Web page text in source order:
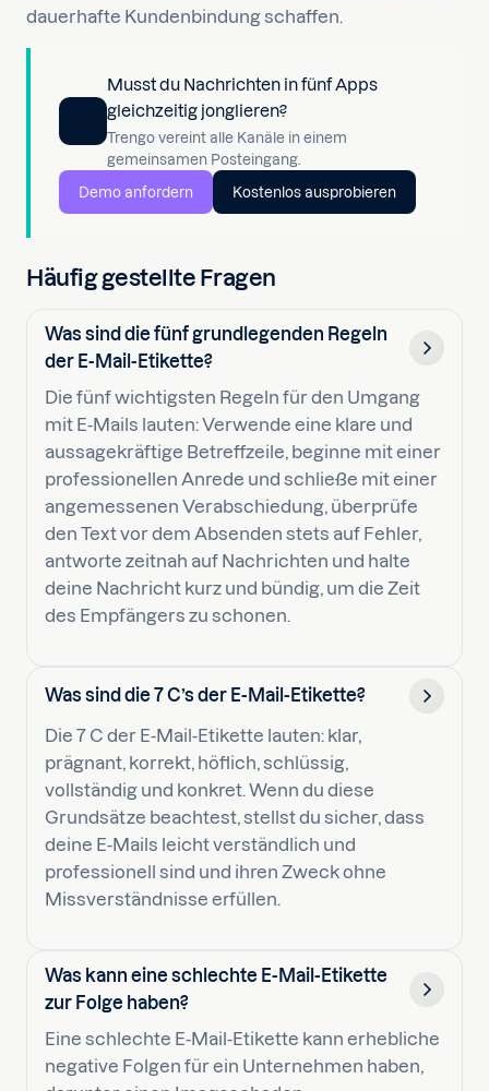
dauerhafte Kundenbindung schaffen.
Musst du Nachrichten in fünf Apps
gleichzeitig jonglieren?
Trengo vereint alle Kanäle in einem
gemeinsamen Posteingang.
Demo anfordern Kostenlos ausprobieren
Häufig gestellte Fragen
Was sind die fünf grundlegenden Regeln
der E-Mail-Etikette?
Die fünf wichtigsten Regeln für den Umgang
mit E-Mails lauten: Verwende eine klare und
aussagekräftige Betreffzeile, beginne mit einer
professionellen Anrede und schließe mit einer
angemessenen Verabschiedung, überprüfe
den Text vor dem Absenden stets auf Fehler,
antworte zeitnah auf Nachrichten und halte
deine Nachricht kurz und bündig, um die Zeit
des Empfängers zu schonen.
Was sind die 7 C’s der E-Mail-Etikette?
Die 7 C der E-Mail-Etikette lauten: klar,
prägnant, korrekt, höflich, schlüssig,
vollständig und konkret. Wenn du diese
Grundsätze beachtest, stellst du sicher, dass
deine E-Mails leicht verständlich und
professionell sind und ihren Zweck ohne
Missverständnisse erfüllen.
Was kann eine schlechte E-Mail-Etikette
zur Folge haben?
Eine schlechte E-Mail-Etikette kann erhebliche
negative Folgen für ein Unternehmen haben,